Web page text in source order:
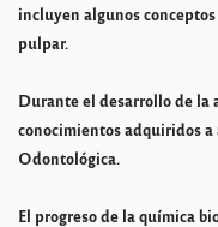
incluyen algunos
pulpar.
Durante el desarrollo de la
conocimientos adquiridos a
Odontológica.
El progreso de la química